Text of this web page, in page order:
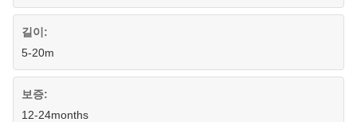
길이:
5-20m
보증:
12-24months